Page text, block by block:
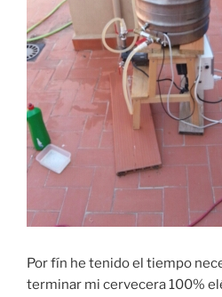
Por fín he tenido el tiempo
terminar mi cervecera 100%